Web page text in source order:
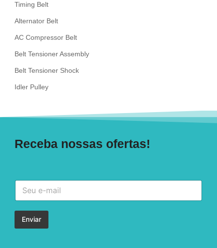
Timing Belt
Alternator Belt
AC Compressor Belt
Belt Tensioner Assembly
Belt Tensioner Shock
Idler Pulley
Receba nossas ofertas!
Enviar